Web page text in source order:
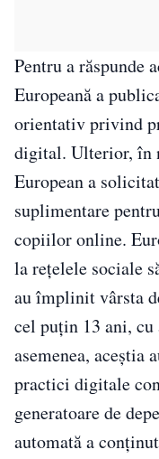
Pentru a răspunde
Europeană a
orientativ privind
digital. Ulterior, în
European a
suplimentare
copiilor online.
la rețelele sociale
au împlinit vârsta
cel puțin 13 ani,
asemenea, aceștia
practici digitale
generatoare de
automată a